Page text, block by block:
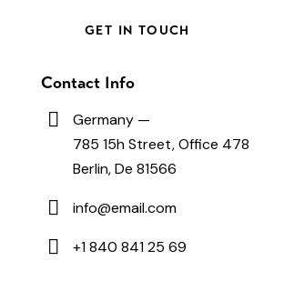
Contact Info
Germany —
785 15h Street, Office 478
Berlin, De 81566
info@email.com
+1 840 841 25 69